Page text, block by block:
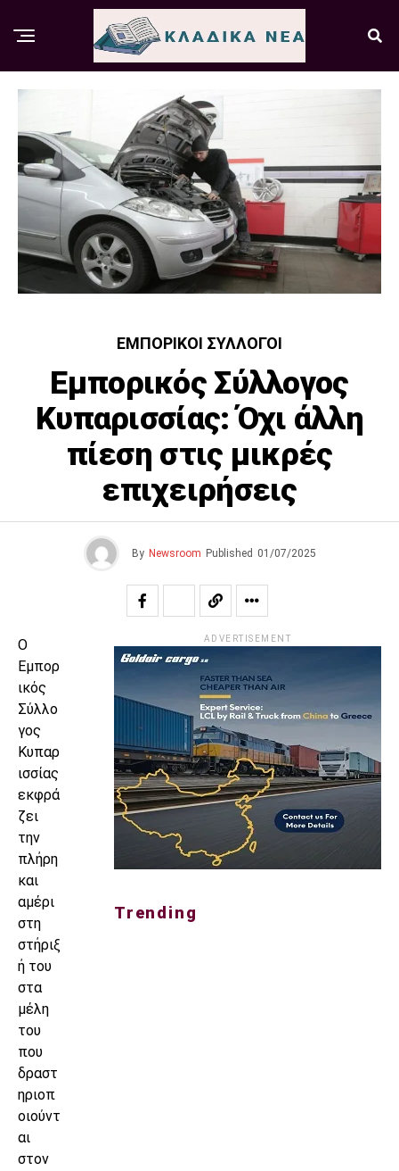
ΕΜΠΟΡΙΚΟΊ ΣΎΛΛΟΓΟΙ
Εμπορικός Σύλλογος
Κυπαρισσίας: Όχι άλλη
πίεση στις μικρές
επιχειρήσεις
By Newsroom Published 01/07/2025
Ο
Εμπορ
ικός
Σύλλο
γος
Κυπαρ
ισσίας
εκφρά
ζει
την
πλήρη
και
αμέρι
στη
στήριξ
ή του
στα
μέλη
του
που
δραστ
ηριοπ
οιούντ
αι
στον
ADVERTISEMENT
Trending